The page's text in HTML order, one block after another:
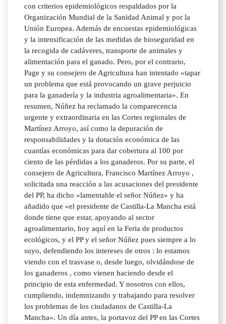
con criterios epidemiológicos respaldados por la
Organización Mundial de la Sanidad Animal y por la
Unión Europea. Además de encuestas epidemiológicas
y la intensificación de las medidas de bioseguridad en
la recogida de cadáveres, transporte de animales y
alimentación para el ganado. Pero, por el contrario,
Page y su consejero de Agricultura han intentado «tapar
un problema que está provocando un grave perjuicio
para la ganadería y la industria agroalimentaria». En
resumen, Núñez ha reclamado la comparecencia
urgente y extraordinaria en las Cortes regionales de
Martínez Arroyo, así como la depuración de
responsabilidades y la dotación económica de las
cuantías económicas para dar cobertura al 100 por
ciento de las pérdidas a los ganaderos. Por su parte, el
consejero de Agricultura, Francisco Martínez Arroyo ,
solicitada una reacción a las acusaciones del presidente
del PP, ha dicho «lamentable el señor Núñez» y ha
añadido que «el presidente de Castilla-La Mancha está
donde tiene que estar, apoyando al sector
agroalimentario, hoy aquí en la Feria de productos
ecológicos, y el PP y el señor Núñez pues siempre a lo
suyo, defendiendo los intereses de otros : lo estamos
viendo con el trasvase o, desde luego, olvidándose de
los ganaderos , como vienen haciendo desde el
principio de esta enfermedad. Y nosotros con ellos,
cumpliendo, indemnizando y trabajando para resolver
los problemas de los ciudadanos de Castilla-La
Mancha«. Un día antes, la portavoz del PP en las Cortes